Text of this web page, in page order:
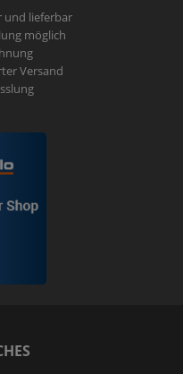
und lieferbar
möglich
Versand